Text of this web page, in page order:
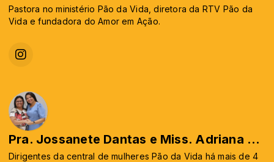
Pastora no ministério Pão da Vida, diretora da RTV Pão da
Vida e fundadora do Amor em Ação.
Pra. Jossanete Dantas e Miss. Adriana Karina
Dirigentes da central de mulheres Pão da Vida há mais de 4